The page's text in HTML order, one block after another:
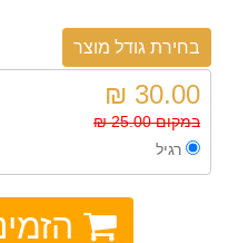
בחירת גודל מוצר
30.00 ₪
במקום 25.00 ₪
רגיל